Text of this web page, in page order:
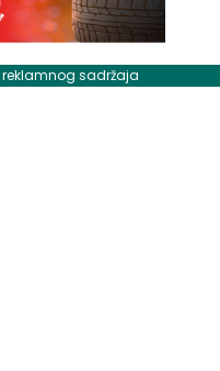
reklamnog sadržaja